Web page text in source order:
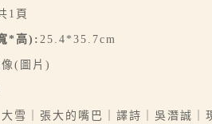
1頁
*高): 25.4*35.7cm
像(圖片)
雪｜張大的嘴巴｜譯詩｜吳潛誠｜